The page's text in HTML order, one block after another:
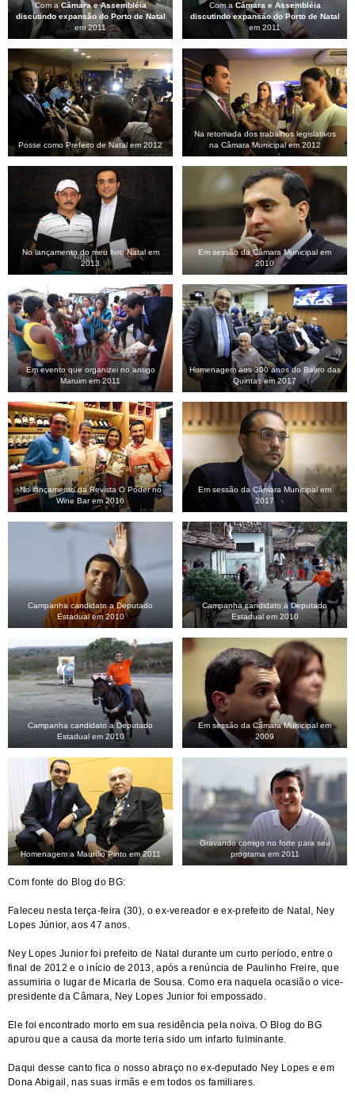
Com aCâmara e Assembléia
discutindo expansão do Porto de Natal
em 2011
Com a Câmara e Assembléia
discutindo expansão do Porto de Natal
em 2011
Posse como Prefeito de Natal em 2012
Na retomada dos trabalhos legislativos
na Câmara Municipal em 2012
No lançamento do meu livro Natal em
2013
Em sessão da Câmara Municipal em
2010
Em evento que organizei no antigo
Maruim em 2011
Homenagem aos 300 anos do Bairro das
Quintas em 2017
No lançamento da Revista O Poder no
Wine Bar em 2016
Em sessão da Câmara Municipal em
2017
Campanha candidato a Deputado
Estadual em 2010
Campanha candidato a Deputado
Estadual em 2010
Campanha candidato a Deputado
Estadual em 2010
Em sessão da Câmara Municipal em
2009
Homenagem a Maurílio Pinto em 2011
Gravando comigo no forte para seu
programa em 2011
Com fonte do Blog do BG:
Faleceu nesta terça-feira (30), o ex-vereador e ex-prefeito de Natal, Ney
Lopes Júnior, aos 47 anos.
Ney Lopes Junior foi prefeito de Natal durante um curto período, entre o
final de 2012 e o início de 2013, após a renúncia de Paulinho Freire, que
assumiria o lugar de Micarla de Sousa. Como era naquela ocasião o vice-
presidente da Câmara, Ney Lopes Junior foi empossado.
Ele foi encontrado morto em sua residência pela noiva. O Blog do BG
apurou que a causa da morte teria sido um infarto fulminante.
Daqui desse canto fica o nosso abraço no ex-deputado Ney Lopes e em
Dona Abigail, nas suas irmãs e em todos os familiares.